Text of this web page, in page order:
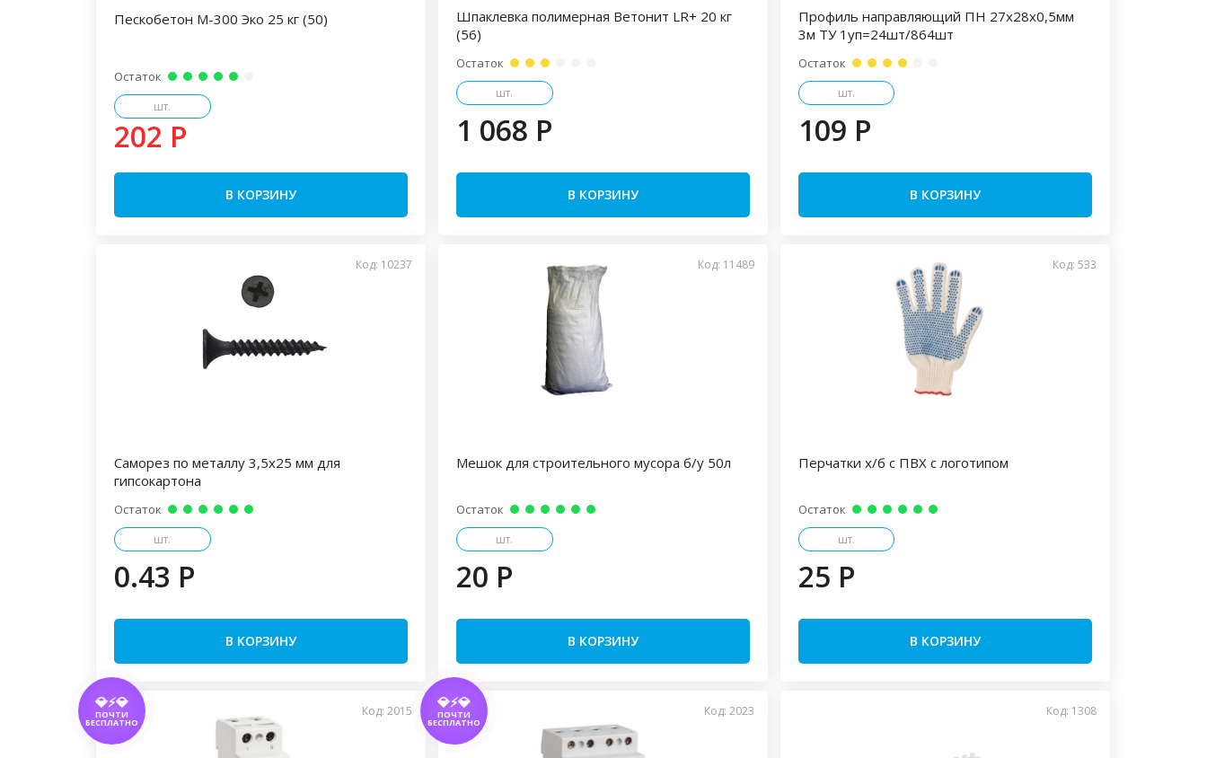
Пескобетон М-300 Эко 25 кг (50)
Остаток
шт.
202 P
В КОРЗИНУ
Шпаклевка полимерная Ветонит LR+ 20 кг
(56)
Остаток
шт.
1 068 P
В КОРЗИНУ
Профиль направляющий ПН 27х28х0,5мм
3м ТУ 1уп=24шт/864шт
Остаток
шт.
109 P
В КОРЗИНУ
Код: 10237
Саморез по металлу 3,5х25 мм для
гипсокартона
Остаток
шт.
0.43 P
В КОРЗИНУ
Код: 11489
Мешок для строительного мусора б/у 50л
Остаток
шт.
20 P
В КОРЗИНУ
Код: 533
Перчатки х/б с ПВХ с логотипом
Остаток
шт.
25 P
В КОРЗИНУ
💎⚡💎
ПОЧТИ
БЕСПЛАТНО
Код: 2015
💎⚡💎
ПОЧТИ
БЕСПЛАТНО
Код: 2023 Код: 1308